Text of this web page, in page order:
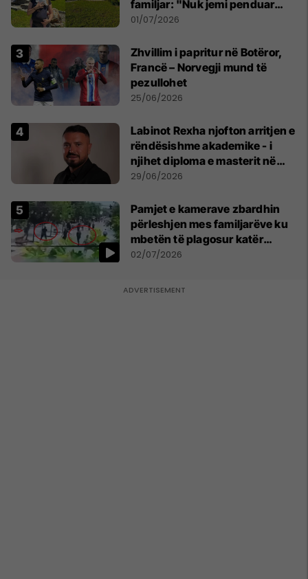
familjar: "Nuk jemi penduar
asnjë ditë"
01/07/2026
Zhvillim i papritur në Botëror,
Francë – Norvegji mund të
pezullohet
25/06/2026
Labinot Rexha njofton arritjen e
rëndësishme akademike - i
njihet diploma e masterit në
Psikologji në Zvicër
29/06/2026
Pamjet e kamerave zbardhin
përleshjen mes familjarëve ku
mbetën të plagosur katër
persona
02/07/2026